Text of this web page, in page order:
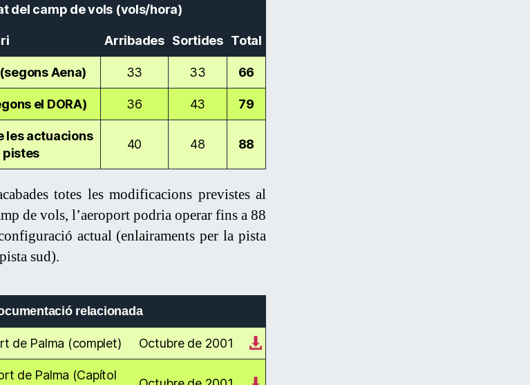
del camp de vols (vols/hora)
Arribades Sortides Total
Aena) 33 33 66
el DORA) 36 43 79
les actuacions
pistes
40 48 88
totes les modificacions previstes al
de vols, l’aeroport podria operar fins a 88
actual (enlairaments per la pista
sud).
relacionada
de Palma (complet) Octubre de 2001
de Palma (Capítol